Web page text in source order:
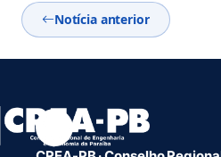
Notícia anterior